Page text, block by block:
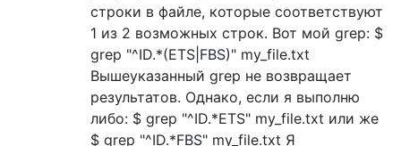
строки в файле, которые соответствуют
1 из 2 возможных строк. Вот мой grep: $
grep "^ID.*(ETS|FBS)" my_file.txt
Вышеуказанный grep не возвращает
результатов. Однако, если я выполню
либо: $ grep "^ID.*ETS" my_file.txt или же
$ grep "^ID.*FBS" my_file.txt Я